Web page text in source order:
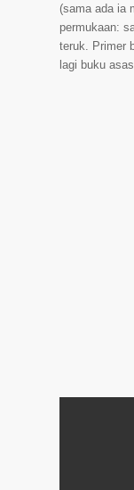
(sama ada ia
permukaan:
teruk. Primer
lagi buku